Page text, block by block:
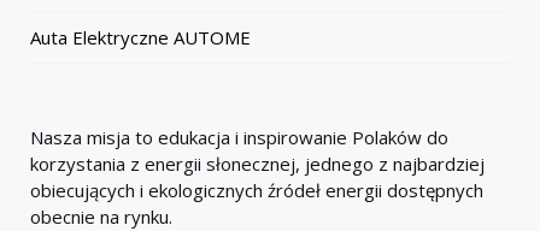
Auta Elektryczne AUTOME
Nasza misja to edukacja i inspirowanie Polaków do
korzystania z energii słonecznej, jednego z najbardziej
obiecujących i ekologicznych źródeł energii dostępnych
obecnie na rynku.